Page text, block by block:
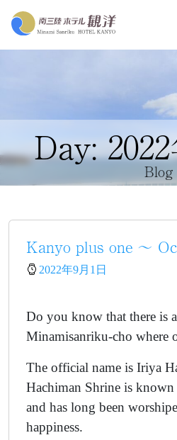
Day: 2022
Blog
Kanyo plus one ～
2022年9月1日
Do you know that there is
Minamisanriku-cho where
The official name is Iriya
Hachiman Shrine is known
and has long been
happiness.